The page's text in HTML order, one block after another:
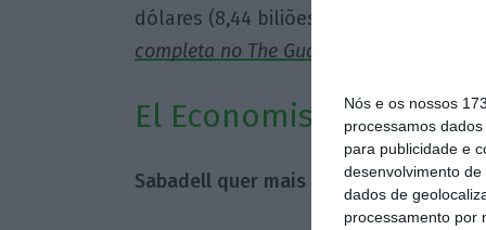
Nós e os nossos
processamos
para publicidade e
desenvolvimento de
dados de
processamento por
dólares (8,44 biliões de euros) em
completa no The Guardian
El Economista
Sabadell quer mais do que 2.500